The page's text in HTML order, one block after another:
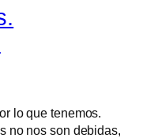
lo que tenemos.
no nos son debidas,